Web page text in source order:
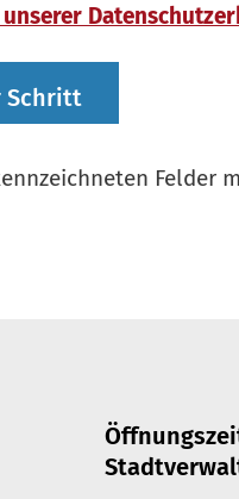
Felder